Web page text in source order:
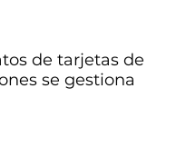
de tarjetas de
se gestiona